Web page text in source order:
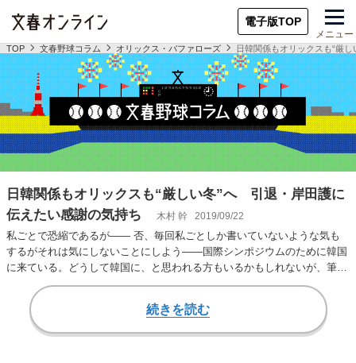
電子版TOP
メニュー
TOP 文春野球コラム オリックス・バファローズ 日韓関係もオリックスも“厳
日韓関係もオリックスも“厳しい冬”へ 引退・岸田護に
伝えたい感謝の気持ち
木村 幹 2019/09/22
私ごとで恐縮であるが―― 否、毎回私ごとしか書いていないような気も
するがそれは気にしないことにしよう――国際シンポジウムのために韓国
に来ている。どうして韓国に、と思われる方もいるかもしれないが、筆者
の本業はオリック…
続きを読む